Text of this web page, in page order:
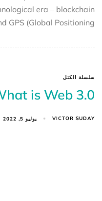
era – blockchain
GPS (Global Positioning
سلسلة الكتل
is Web 3.0
VICTOR SUDAY يوليو 5, 2022